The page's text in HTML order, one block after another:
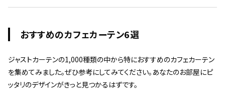
おすすめのカフェカーテン6選
ジャストカーテンの1,000種類の中から特におすすめのカフェカーテン
を集めてみました。ぜひ参考にしてみてください。あなたのお部屋にピ
ッタリのデザインがきっと見つかるはずです。